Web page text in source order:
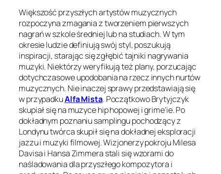
Większość przyszłych artystów muzycznych
rozpoczyna zmagania z tworzeniem pierwszych
nagrań w szkole średniej lub na studiach. W tym
okresie ludzie definiują swój styl, poszukują
inspiracji, starając się zgłębić tajniki nagrywania
muzyki. Niektórzy weryfikują też plany, porzucając
dotychczasowe upodobania na rzecz innych nurtów
muzycznych. Nie inaczej sprawy przedstawiają się
w przypadkuAlfa Mista. Początkowo Brytyjczyk
skupiał się na muzyce hip hopowej i grime’ie. Po
dokładnym poznaniu samplingu pochodzący z
Londynu twórca skupił się na dokładnej eksploracji
jazzu i muzyki filmowej. Wizjonerzy pokroju Milesa
Davisa i Hansa Zimmera stali się wzorami do
naśladowania dla przyszłego kompozytora i